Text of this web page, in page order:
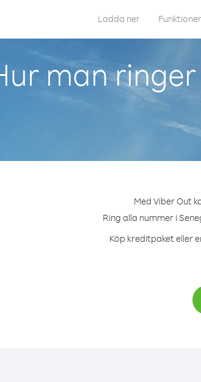
Ladda ner Funktioner
man
Med Viber Out
Ring alla nummer i
Köp kreditpaket eller